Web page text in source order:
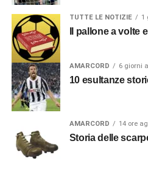
TUTTE LE NOTIZIE 1
Il pallone a volte
AMARCORD 6 giorni
10 esultanze
AMARCORD 14 ore
Storia delle